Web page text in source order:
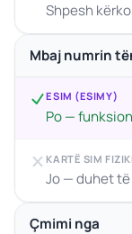
Shpesh
Mbaj numrin
ESIM (ESIMY)
Po —
KARTË SIM
Jo — duhet
Çmimi nga